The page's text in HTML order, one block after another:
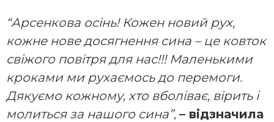
“Арсенкова осінь! Кожен новий рух,
кожне нове досягнення сина – це ковток
свіжого повітря для нас!!! Маленькими
кроками ми рухаємось до перемоги.
Дякуємо кожному, хто вболіває, вірить і
молиться за нашого сина”, – відзначила